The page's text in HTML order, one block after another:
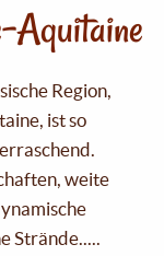
Aquitaine
Region,
ist so
weite
Strände.....